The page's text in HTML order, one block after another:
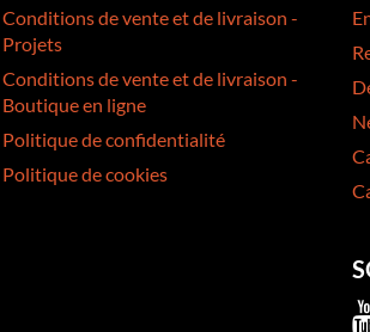
Conditions de vente et de livraison -
Projets
Conditions de vente et de livraison -
Boutique en ligne
Politique de confidentialité
Politique de cookies